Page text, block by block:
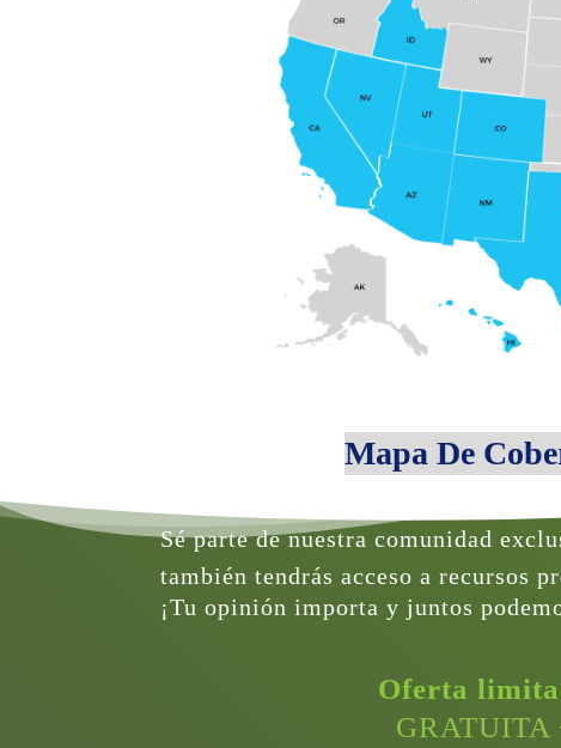
Mapa De
Sé parte de nuestra comunidad
también tendrás acceso a recursos
¡Tu opinión importa y juntos
Oferta
GRATUITA